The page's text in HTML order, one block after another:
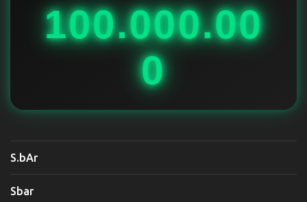
100.000.00
0
S.bAr
Sbar